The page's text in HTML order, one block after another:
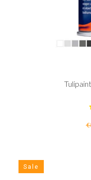
Sale